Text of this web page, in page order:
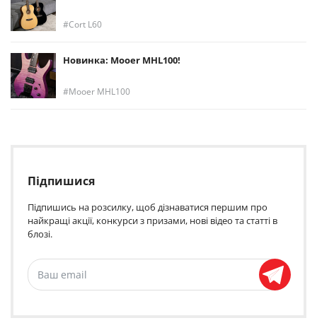
Cort L60
Новинка: Mooer MHL100!
Mooer MHL100
Підпишися
Підпишись на розсилку, щоб дізнаватися першим про
найкращі акції, конкурси з призами, нові відео та статті в
блозі.